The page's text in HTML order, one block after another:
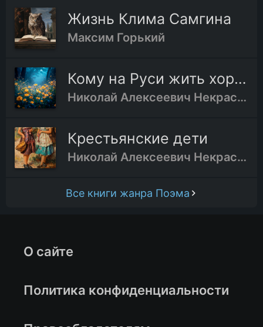
Жизнь Клима Самгина
Максим Горький
Кому на Руси жить хорошо
Николай Алексеевич Некрасов
Крестьянские дети
Николай Алексеевич Некрасов
Все книги жанра Поэма
О сайте
Политика конфиденциальности